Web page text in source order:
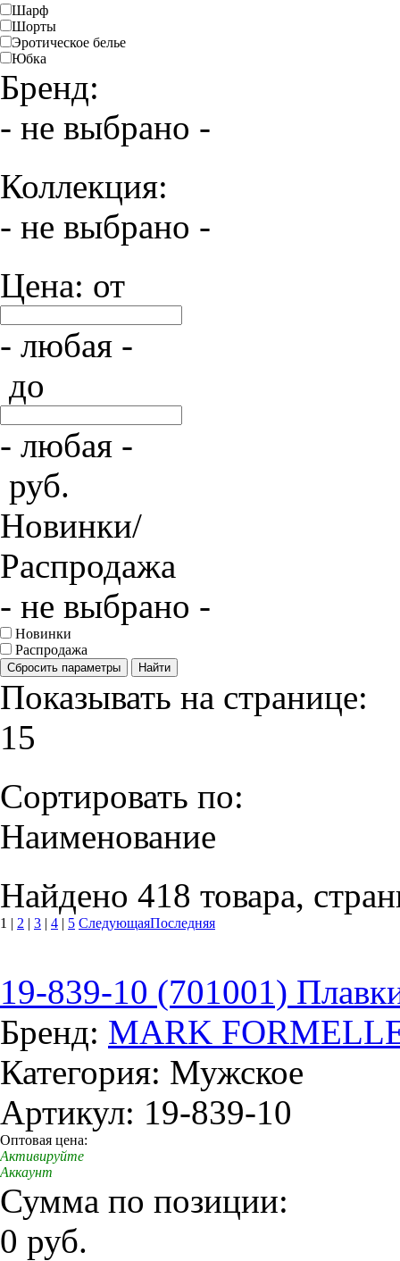
Шарф
Шорты
Эротическое белье
Юбка
Бренд:
- не выбрано -
Коллекция:
- не выбрано -
Цена: от
- любая -
до
- любая -
руб.
Новинки/
Распродажа
- не выбрано -
Новинки
Распродажа
Сбросить параметры Найти
Показывать на странице:
15
Сортировать по:
Наименование
Найдено 418 товара,
1 | 2 | 3 | 4 | 5 СледующаяПоследняя
19-839-10 (701001)
Бренд: MARK
Категория: Мужское
Артикул: 19-839-10
Оптовая цена:
Активируйте
Аккаунт
Сумма по позиции:
0 руб.